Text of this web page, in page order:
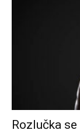
Rozlučka